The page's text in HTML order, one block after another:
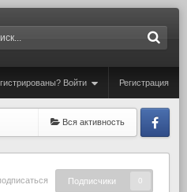
Войти Регистрация
Вся активность
Подписчики 0